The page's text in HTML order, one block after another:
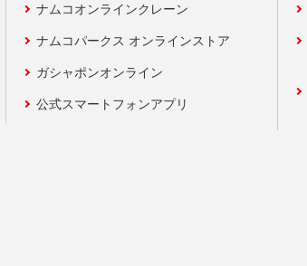
ナムコオンラインクレーン
ナムコパークス オンラインストア
ガシャポンオンライン
公式スマートフォンアプリ